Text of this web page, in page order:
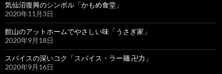
気仙沼復興のシンボル「かもめ食堂」
2020年11月3日
館山のアットホームでやさしい味「うさぎ家」
2020年9月18日
スパイスの深いコク「スパイス・ラー麺 卍力」
2020年9月16日